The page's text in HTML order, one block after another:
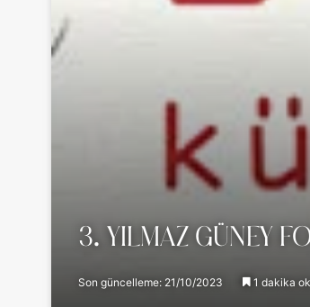
3. YILMAZ GÜNEY
Son güncelleme: 21/10/2023 1 dakika